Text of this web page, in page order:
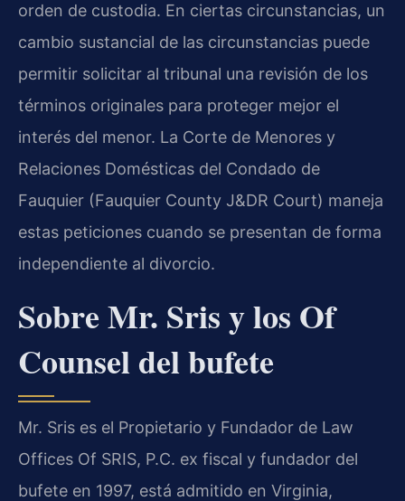
orden de custodia. En ciertas circunstancias, un
cambio sustancial de las circunstancias puede
permitir solicitar al tribunal una revisión de los
términos originales para proteger mejor el
interés del menor. La Corte de Menores y
Relaciones Domésticas del Condado de
Fauquier (Fauquier County J&DR Court) maneja
estas peticiones cuando se presentan de forma
independiente al divorcio.
Sobre Mr. Sris y los Of
Counsel del bufete
Mr. Sris es el Propietario y Fundador de Law
Offices Of SRIS, P.C. ex fiscal y fundador del
bufete en 1997, está admitido en Virginia,